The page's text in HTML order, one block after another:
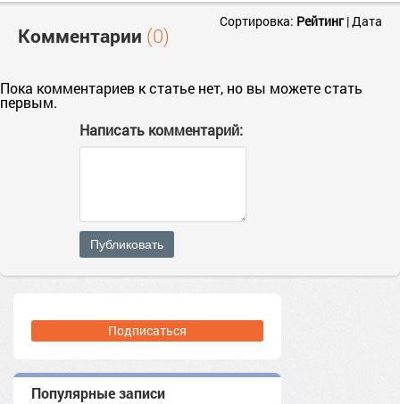
Комментарии (0)
Сортировка: Рейтинг|Дата
Пока комментариев к статье нет, но вы можете стать
первым.
Написать комментарий:
Публиковать
Подписаться
Популярные записи